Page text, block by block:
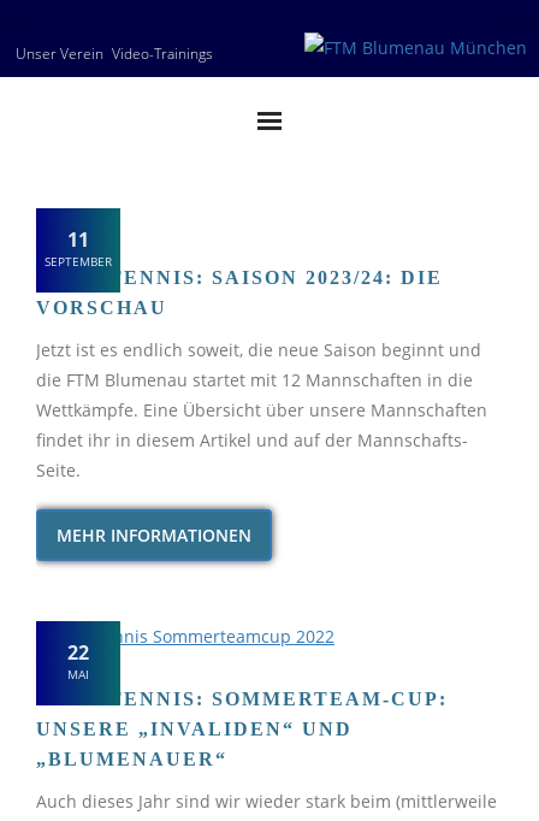
Skip
to
Unser Verein Video-Trainings
TISCHTENNIS: SAISON 2023/24: DIE
VORSCHAU
11
SEPTEMBER
Jetzt ist es endlich soweit, die neue Saison beginnt und
die FTM Blumenau startet mit 12 Mannschaften in die
Wettkämpfe. Eine Übersicht über unsere Mannschaften
findet ihr in diesem Artikel und auf der Mannschafts-
Seite.
MEHR INFORMATIONEN
TISCHTENNIS: SOMMERTEAM-CUP:
UNSERE „INVALIDEN“ UND
„BLUMENAUER“
22
MAI
Auch dieses Jahr sind wir wieder stark beim (mittlerweile